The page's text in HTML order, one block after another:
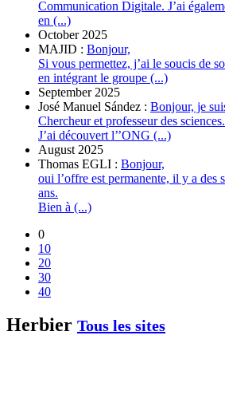
Communication Digitale. J’ai
en (...)
October 2025
MAJID : Bonjour,
Si vous permettez, j’ai le soucis de
en intégrant le groupe (...)
September 2025
José Manuel Sández : Bonjour, je
Chercheur et professeur des sciences.
J’ai découvert l’’ONG (...)
August 2025
Thomas EGLI : Bonjour,
oui l’offre est permanente, il y a des
ans.
Bien à (...)
0
10
20
30
40
Herbier Tous les sites